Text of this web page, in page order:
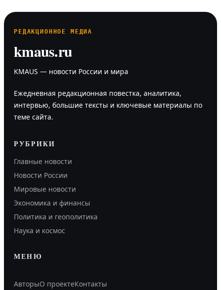
РЕДАКЦИОННОЕ МЕДИА
kmaus.ru
KMAUS — новости России и мира
Ежедневная редакционная повестка, аналитика,
интервью, большие тексты и ключевые материалы по
теме сайта.
РУБРИКИ
Главные новости
Новости России
Мировые новости
Экономика и финансы
Политика и геополитика
Наука и космос
МЕНЮ
АвторыО проектеКонтакты